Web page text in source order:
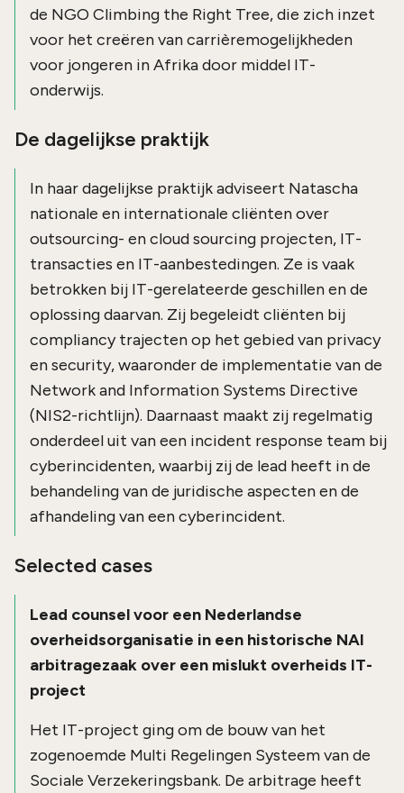
de NGO Climbing the Right Tree, die zich inzet
voor het creëren van carrièremogelijkheden
voor jongeren in Afrika door middel IT-
onderwijs.
De dagelijkse praktijk
In haar dagelijkse praktijk adviseert Natascha
nationale en internationale cliënten over
outsourcing- en cloud sourcing projecten, IT-
transacties en IT-aanbestedingen. Ze is vaak
betrokken bij IT-gerelateerde geschillen en de
oplossing daarvan. Zij begeleidt cliënten bij
compliancy trajecten op het gebied van privacy
en security, waaronder de implementatie van de
Network and Information Systems Directive
(NIS2-richtlijn). Daarnaast maakt zij regelmatig
onderdeel uit van een incident response team bij
cyberincidenten, waarbij zij de lead heeft in de
behandeling van de juridische aspecten en de
afhandeling van een cyberincident.
Selected cases
Lead counsel voor een Nederlandse
overheidsorganisatie in een historische NAI
arbitragezaak over een mislukt overheids IT-
project
Het IT-project ging om de bouw van het
zogenoemde Multi Regelingen Systeem van de
Sociale Verzekeringsbank. De arbitrage heeft